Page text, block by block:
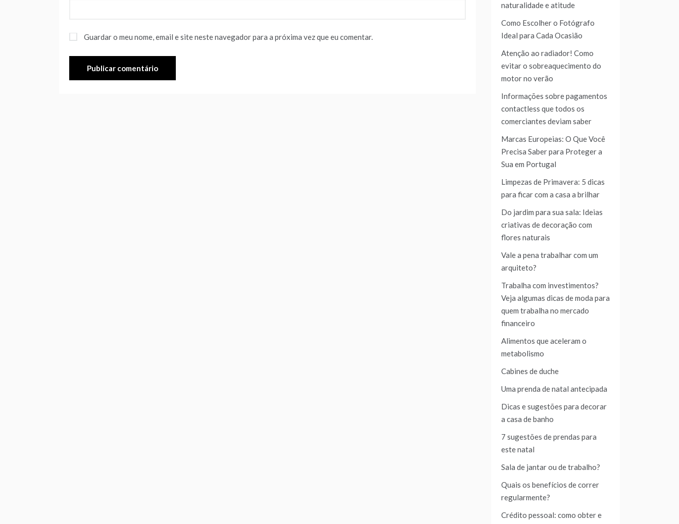
Guardar o meu nome, email e site neste navegador para a próxima vez que eu comentar.
naturalidade e atitude
Como Escolher o Fotógrafo
Ideal para Cada Ocasião
Atenção ao radiador! Como
evitar o sobreaquecimento do
motor no verão
Informações sobre pagamentos
contactless que todos os
comerciantes deviam saber
Marcas Europeias: O Que Você
Precisa Saber para Proteger a
Sua em Portugal
Limpezas de Primavera: 5 dicas
para ficar com a casa a brilhar
Do jardim para sua sala: Ideias
criativas de decoração com
flores naturais
Vale a pena trabalhar com um
arquiteto?
Trabalha com investimentos?
Veja algumas dicas de moda para
quem trabalha no mercado
financeiro
Alimentos que aceleram o
metabolismo
Cabines de duche
Uma prenda de natal antecipada
Dicas e sugestões para decorar
a casa de banho
7 sugestões de prendas para
este natal
Sala de jantar ou de trabalho?
Quais os benefícios de correr
regularmente?
Crédito pessoal: como obter e